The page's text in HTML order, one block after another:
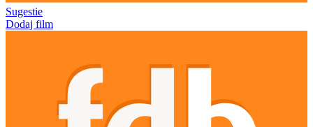
Sugestie
Dodaj film